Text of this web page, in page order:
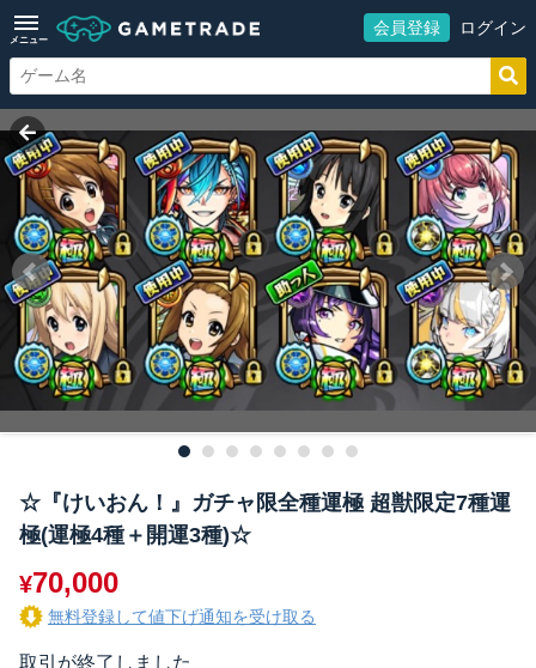
メニュー
会員登録 ログイン
☆『けいおん！』ガチャ限全種運極 超獣限定7種運
極(運極4種＋開運3種)☆
¥70,000
無料登録して値下げ通知を受け取る
取引が終了しました